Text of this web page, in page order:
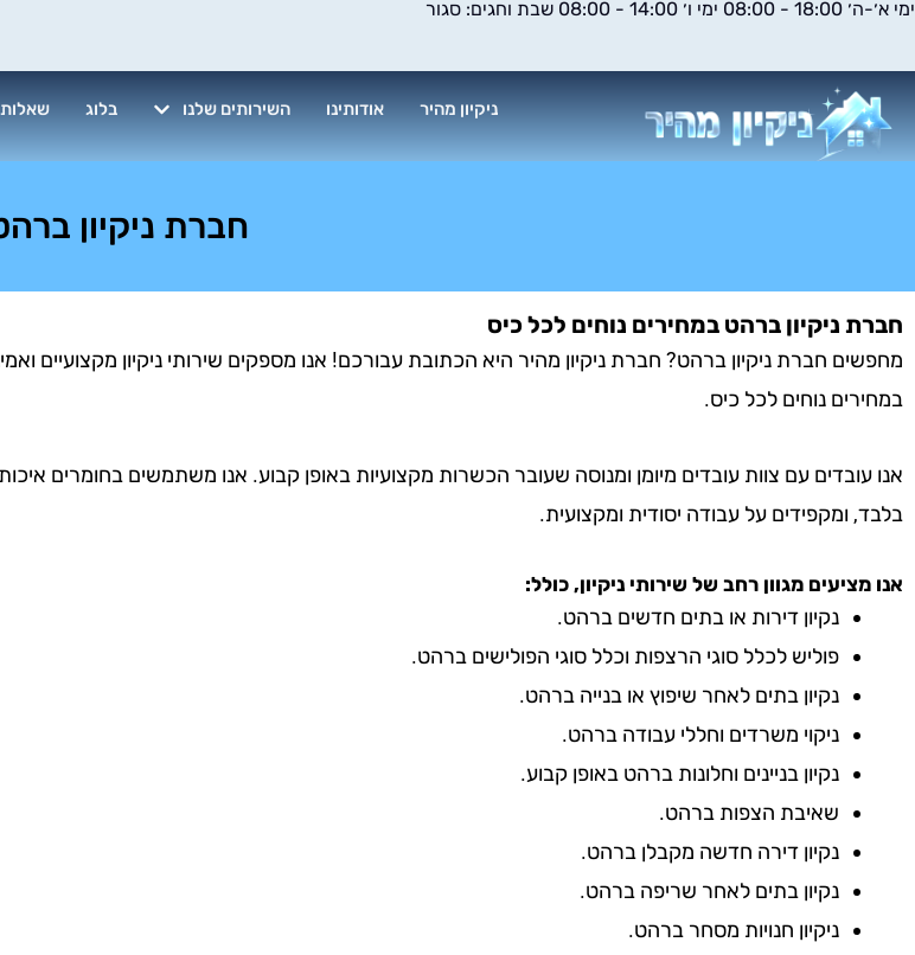
דילוג
ימי א׳-ה׳ 18:00 - 08:00 ימי ו׳ 14:00 - 08:00 שבת וחגים: סגור
ניקיון מהיר אודותינו השירותים שלנו בלוג שאלות
חברת ניקיון
חברת ניקיון ברהט במחירים נוחים לכל כיס
מחפשים חברת ניקיון ברהט? חברת ניקיון מהיר היא הכתובת עבורכם! אנו מספקים שירותי ניקיון מקצועיים
במחירים נוחים לכל כיס.
אנו עובדים עם צוות עובדים מיומן ומנוסה שעובר הכשרות מקצועיות באופן קבוע. אנו משתמשים בחומרים
בלבד, ומקפידים על עבודה יסודית ומקצועית.
אנו מציעים מגוון רחב של שירותי ניקיון, כולל:
נקיון דירות או בתים חדשים ברהט.
פוליש לכלל סוגי הרצפות וכלל סוגי הפולישים ברהט.
נקיון בתים לאחר שיפוץ או בנייה ברהט.
ניקוי משרדים וחללי עבודה ברהט.
נקיון בניינים וחלונות ברהט באופן קבוע.
שאיבת הצפות ברהט.
נקיון דירה חדשה מקבלן ברהט.
נקיון בתים לאחר שריפה ברהט.
ניקיון חנויות מסחר ברהט.